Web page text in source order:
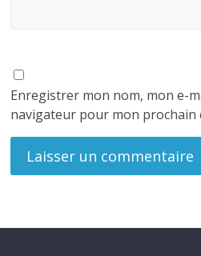
Enregistrer mon nom, mon e-
navigateur pour mon prochain